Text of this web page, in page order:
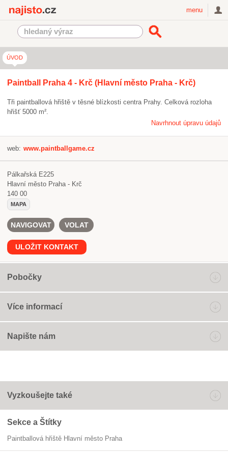
menu
ÚVOD
Paintball Praha 4 - Krč (Hlavní město Praha - Krč)
Tři paintballová hřiště v těsné blízkosti centra Prahy. Celková rozloha
hřišť 5000 m².
Navrhnout úpravu údajů
web: www.paintballgame.cz
Pálkařská E225
Hlavní město Praha - Krč
140 00
MAPA
NAVIGOVAT VOLAT
ULOŽIT KONTAKT
Pobočky
Více informací
Napište nám
Vyzkoušejte také
Sekce a Štítky
Paintballová hřiště Hlavní město Praha